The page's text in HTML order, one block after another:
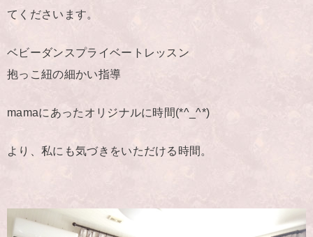
てくださいます。
ベビーダンスプライベートレッスン
抱っこ紐の細かい指導
mamaにあったオリジナルに時間(*^_^*)
より、私にも気づきをいただける時間。